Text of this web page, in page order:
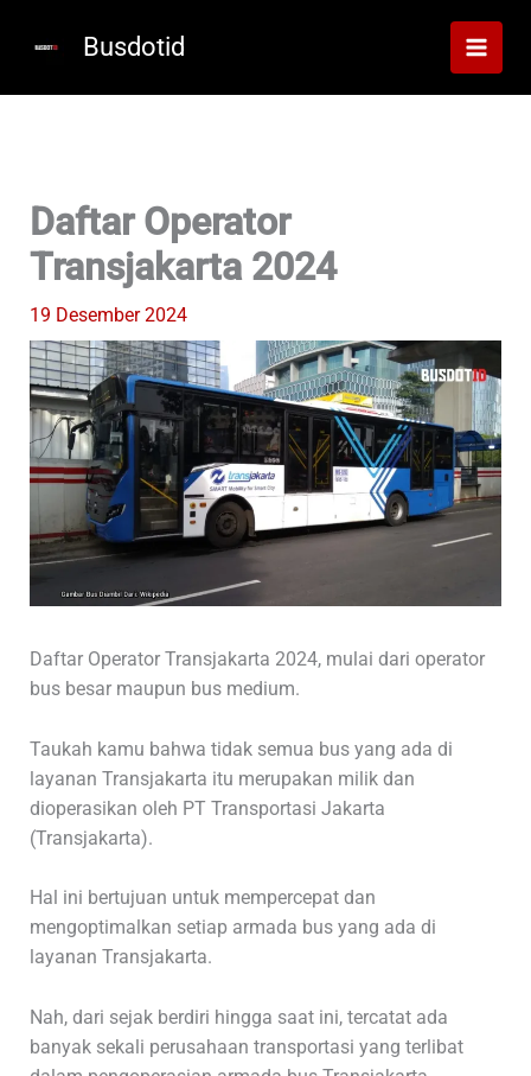
Busdotid
Daftar Operator
Transjakarta 2024
19 Desember 2024
Daftar Operator Transjakarta 2024, mulai dari operator
bus besar maupun bus medium.
Taukah kamu bahwa tidak semua bus yang ada di
layanan Transjakarta itu merupakan milik dan
dioperasikan oleh PT Transportasi Jakarta
(Transjakarta).
Hal ini bertujuan untuk mempercepat dan
mengoptimalkan setiap armada bus yang ada di
layanan Transjakarta.
Nah, dari sejak berdiri hingga saat ini, tercatat ada
banyak sekali perusahaan transportasi yang terlibat